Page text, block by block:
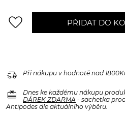
favorite_border PŘIDAT DO
delivery_truck_speed Při nákupu v hodnotě nad
redeem
Dnes ke každému nákupu
DÁREK ZDARMA - sachetka
Antipodes dle aktuálního výběru.